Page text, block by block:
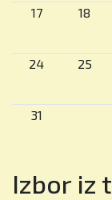
17 18
24 25
31
Izbor iz